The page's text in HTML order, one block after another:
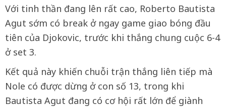
Với tinh thần đang lên rất cao, Roberto Bautista
Agut sớm có break ở ngay game giao bóng đầu
tiên của Djokovic, trước khi thắng chung cuộc 6-4
ở set 3.
Kết quả này khiến chuỗi trận thắng liên tiếp mà
Nole có được dừng ở con số 13, trong khi
Bautista Agut đang có cơ hội rất lớn để giành